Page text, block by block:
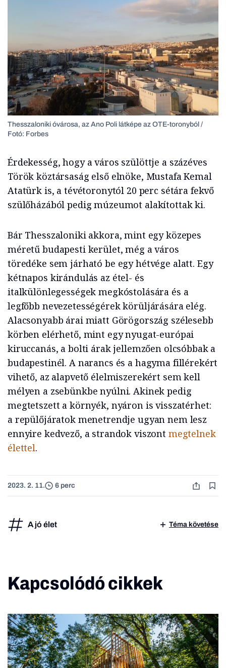
Thesszaloniki óvárosa, az Ano Poli látképe az OTE-toronyból /
Fotó: Forbes
Érdekesség, hogy a város szülöttje a százéves
Török köztársaság első elnöke, Mustafa Kemal
Atatürk is, a tévétoronytól 20 perc sétára fekvő
szülőházából pedig múzeumot alakítottak ki.
Bár Thesszaloniki akkora, mint egy közepes
méretű budapesti kerület, még a város
töredéke sem járható be egy hétvége alatt. Egy
kétnapos kirándulás az étel- és
italkülönlegességek megkóstolására és a
legfőbb nevezetességérek körüljárására elég.
Alacsonyabb árai miatt Görögország szélesebb
körben elérhető, mint egy nyugat-európai
kiruccanás, a bolti árak jellemzően olcsóbbak a
budapestinél. A narancs és a hagyma fillérekért
vihető, az alapvető élelmiszerekért sem kell
mélyen a zsebünkbe nyúlni. Akinek pedig
megtetszett a környék, nyáron is visszatérhet:
a repülőjáratok menetrendje ugyan nem lesz
ennyire kedvező, a strandok viszont megtelnek
élettel.
2023. 2. 11. 6 perc
A jó élet Téma követése
Kapcsolódó cikkek